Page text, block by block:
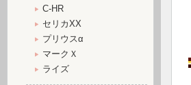
C-HR
セリカXX
プリウスα
マークＸ
ライズ